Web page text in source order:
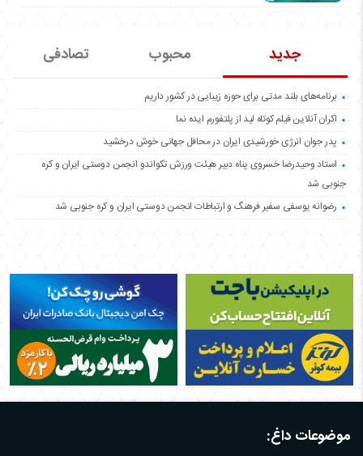
جدید محبوب تصادفی
برنامه‌های بلند مدتی برای حوزه زیبایی در کشور داریم
اکران آنلاین فیلم کوتاه لید از پلتفورم ایده نما
پدر جوان انرژی خورشیدی ایران در محافل جهانی خوش درخشید
استاد وحیدرضا خسروی پناه دبیر هیئت ورزش تکواندو انجمن دوستی ایران و کره
جنوبی شد
رضوانه یوسفی سفیر فرهنگ و ارتباطات انجمن دوستی ایران و کره جنوبی شد
موضوعات داغ: